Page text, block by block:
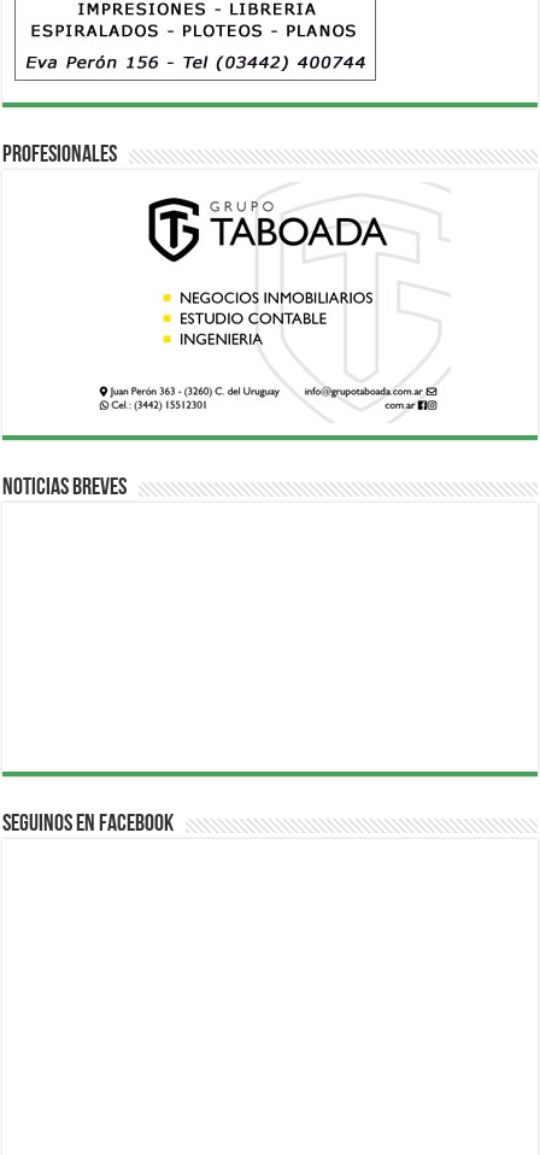
Profesionales
Noticias breves
Seguinos en Facebook